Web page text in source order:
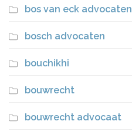
bos van eck advocaten
bosch advocaten
bouchikhi
bouwrecht
bouwrecht advocaat